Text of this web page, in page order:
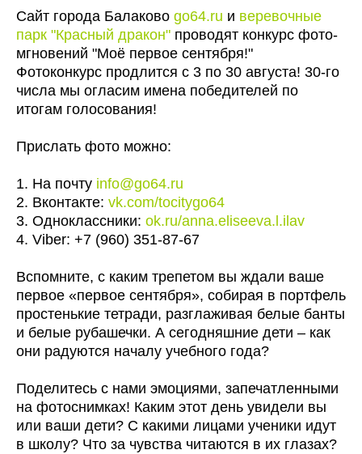
Сайт города Балаково go64.ru и веревочные
парк "Красный дракон" проводят конкурс фото-
мгновений "Моё первое сентября!"
Фотоконкурс продлится с 3 по 30 августа! 30-го
числа мы огласим имена победителей по
итогам голосования!
Прислать фото можно:
1. На почту info@go64.ru
2. Вконтакте: vk.com/tocitygo64
3. Одноклассники: ok.ru/anna.eliseeva.l.ilav
4. Viber: +7 (960) 351-87-67
Вспомните, с каким трепетом вы ждали ваше
первое «первое сентября», собирая в портфель
простенькие тетради, разглаживая белые банты
и белые рубашечки. А сегодняшние дети – как
они радуются началу учебного года?
Поделитесь с нами эмоциями, запечатленными
на фотоснимках! Каким этот день увидели вы
или ваши дети? С какими лицами ученики идут
в школу? Что за чувства читаются в их глазах?